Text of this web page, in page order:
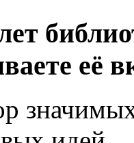
её